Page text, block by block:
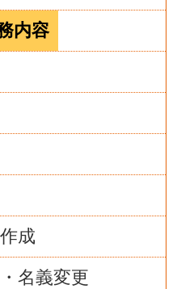
内容
成
名義変更